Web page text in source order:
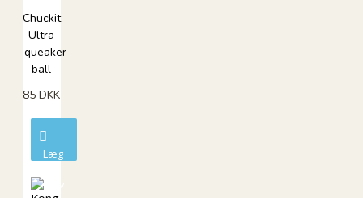
Chuckit
Ultra
Squeaker
ball
85 DKK
Læg
kurv